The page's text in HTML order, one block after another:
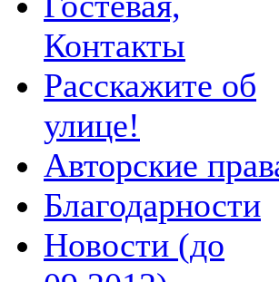
Контакты
Расскажите об
улице!
Авторские
Благодарности
Новости (до